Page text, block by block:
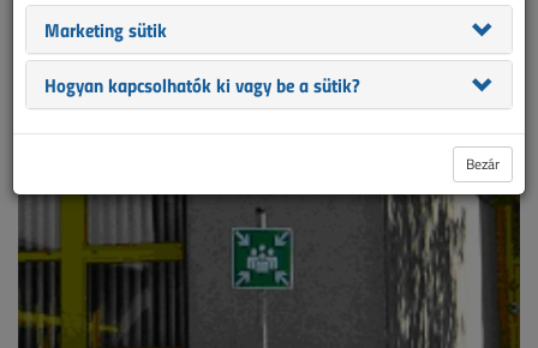
kérdéskört, ami szorosan összefügg a tűzvédelemmel.
2008. szeptemberi lapszám
Marketing sütik
Hogyan kapcsolhatók ki vagy be a sütik?
Bezár